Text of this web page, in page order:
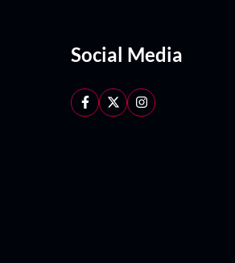
Social Media